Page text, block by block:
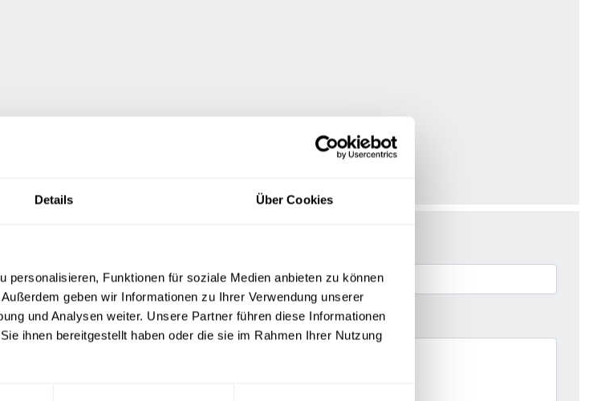
Details Über Cookies
personalisieren, Funktionen für soziale Medien anbieten zu können
geben wir Informationen zu Ihrer Verwendung unserer
und Analysen weiter. Unsere Partner führen diese Informationen
ihnen bereitgestellt haben oder die sie im Rahmen Ihrer Nutzung